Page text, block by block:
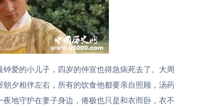
爱的小儿子，四岁的仲宣也得急病死去了。大周
夕相伴左右，所有的饮食他都要亲自照顾，汤药
地守护在妻子身边，倦极也只是和衣而卧，衣不